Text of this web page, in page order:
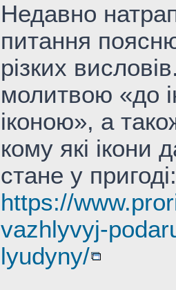
Недавно
питання
різких
молитвою «до
іконою», а
кому які ікони
стане у пригоді:
https://
vazhlyvyj-
lyudyny/